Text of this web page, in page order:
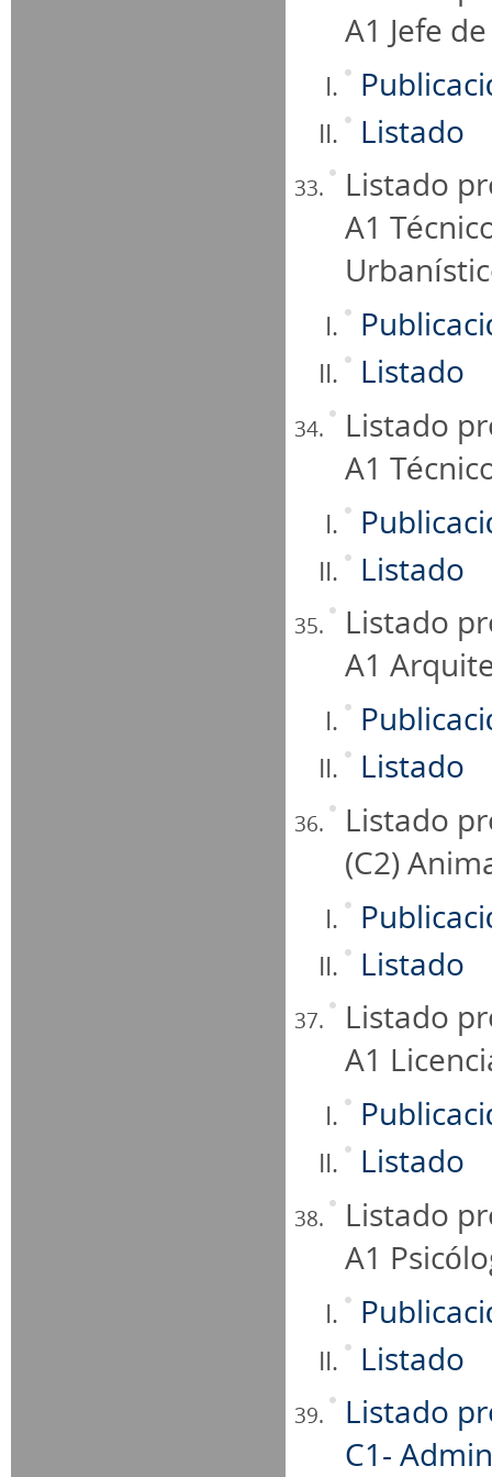
A1 Jefe
Listado
Listado
A1
Listado
Listado
A1
Listado
Listado
A1
Listado
Listado
(C2)
Listado
Listado
A1
Listado
Listado
A1
Listado
Listado
C1-